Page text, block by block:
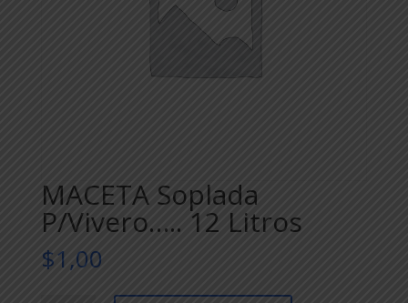
MACETA Soplada
P/Vivero….. 12 Litros
$1,00